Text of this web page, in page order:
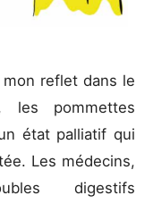
mon reflet dans le
pommettes
état palliatif qui
Les médecins,
digestifs